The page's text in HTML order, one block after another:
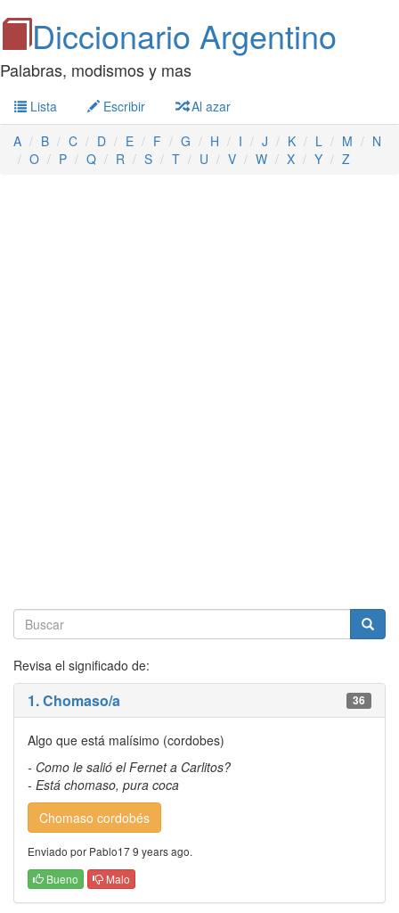
Diccionario Argentino
Palabras, modismos y mas
Lista Escribir
Al azar
A
B C D E F G H I J K L M
N
O
P Q R S T U V W X Y Z
Revisa el significado de:
1. Chomaso/a 36
Algo que está malísimo (cordobes)
- Como le salió el Fernet a Carlitos?
- Está chomaso, pura coca
Chomaso cordobés
Enviado por Pablo17 9 years ago.
Bueno
Malo